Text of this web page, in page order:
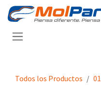
Ir al contenido
Todos los Productos